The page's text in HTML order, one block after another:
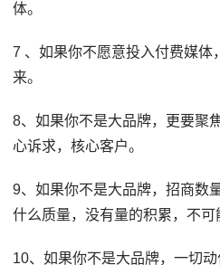
体。
7 、如果你不愿意投入付费媒体
来。
8、如果你不是大品牌，更要聚
心诉求，核心客户。
9、如果你不是大品牌，招商数
什么质量，没有量的积累，不可
10、如果你不是大品牌，一切